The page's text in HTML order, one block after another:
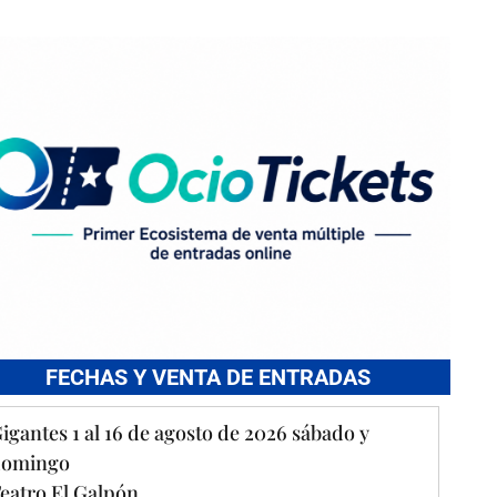
FECHAS Y VENTA DE ENTRADAS
1 al 16 de agosto de 2026 sábado y